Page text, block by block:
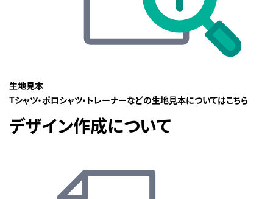
生地見本
Tシャツ・ポロシャツ・トレーナーなどの生地見本についてはこちら
デザイン作成について